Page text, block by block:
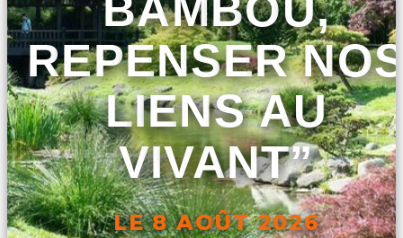
REPENSER
LIENS AU
VIVANT”
LE 8 AOÛT 2026